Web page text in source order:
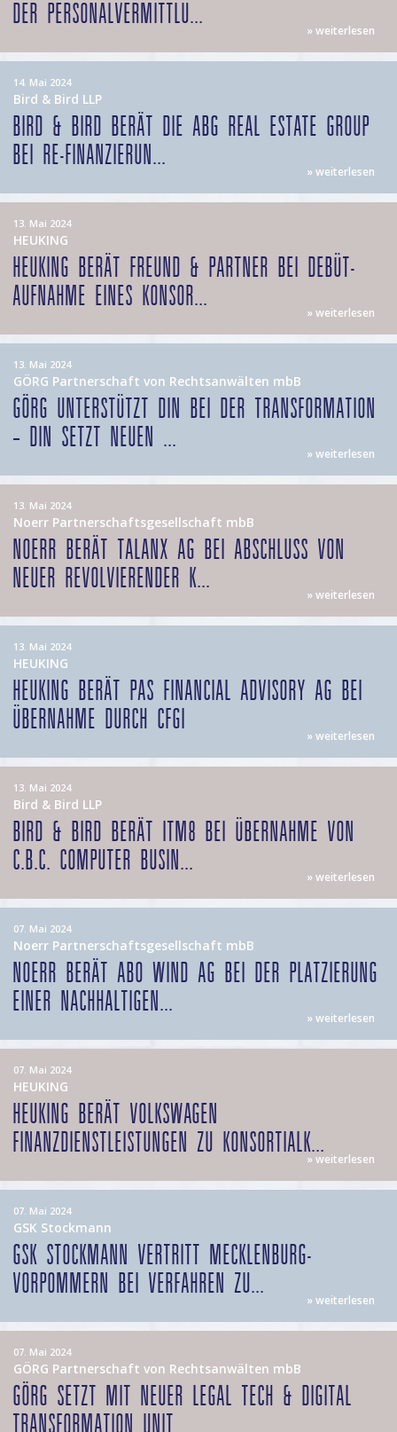
DER PERSONALVERMITTLU...
» weiterlesen
14. Mai 2024
Bird & Bird LLP
BIRD & BIRD BERÄT DIE ABG REAL ESTATE GROUP
BEI RE-FINANZIERUN...
» weiterlesen
13. Mai 2024
HEUKING
HEUKING BERÄT FREUND & PARTNER BEI DEBÜT-
AUFNAHME EINES KONSOR...
» weiterlesen
13. Mai 2024
GÖRG Partnerschaft von Rechtsanwälten mbB
GÖRG UNTERSTÜTZT DIN BEI DER TRANSFORMATION
– DIN SETZT NEUEN ...
» weiterlesen
13. Mai 2024
Noerr Partnerschaftsgesellschaft mbB
NOERR BERÄT TALANX AG BEI ABSCHLUSS VON
NEUER REVOLVIERENDER K...
» weiterlesen
13. Mai 2024
HEUKING
HEUKING BERÄT PAS FINANCIAL ADVISORY AG BEI
ÜBERNAHME DURCH CFGI
» weiterlesen
13. Mai 2024
Bird & Bird LLP
BIRD & BIRD BERÄT ITM8 BEI ÜBERNAHME VON
C.B.C. COMPUTER BUSIN...
» weiterlesen
07. Mai 2024
Noerr Partnerschaftsgesellschaft mbB
NOERR BERÄT ABO WIND AG BEI DER PLATZIERUNG
EINER NACHHALTIGEN...
» weiterlesen
07. Mai 2024
HEUKING
HEUKING BERÄT VOLKSWAGEN
FINANZDIENSTLEISTUNGEN ZU KONSORTIALK...» weiterlesen
07. Mai 2024
GSK Stockmann
GSK STOCKMANN VERTRITT MECKLENBURG-
VORPOMMERN BEI VERFAHREN ZU...
» weiterlesen
07. Mai 2024
GÖRG Partnerschaft von Rechtsanwälten mbB
GÖRG SETZT MIT NEUER LEGAL TECH & DIGITAL